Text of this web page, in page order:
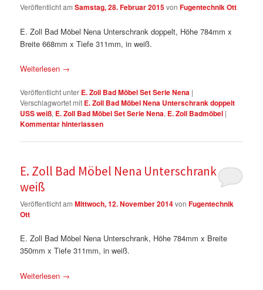
Veröffentlicht amSamstag, 28. Februar 2015vonFugentechnik Ott
E. Zoll Bad Möbel Nena Unterschrank doppelt, Höhe 784mm x
Breite 668mm x Tiefe 311mm, in weiß.
Weiterlesen →
Veröffentlicht unter E. Zoll Bad Möbel Set Serie Nena |
Verschlagwortet mit E. Zoll Bad Möbel Nena Unterschrank doppelt
USS weiß, E. Zoll Bad Möbel Set Serie Nena, E. Zoll Badmöbel |
Kommentar hinterlassen
E. Zoll Bad Möbel Nena Unterschrank UT
weiß
Veröffentlicht amMittwoch, 12. November 2014vonFugentechnik
Ott
E. Zoll Bad Möbel Nena Unterschrank, Höhe 784mm x Breite
350mm x Tiefe 311mm, in weiß.
Weiterlesen →